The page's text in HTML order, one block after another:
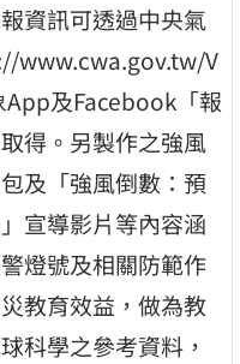
資訊可透過中央氣
www.cwa.gov.tw/V
及Facebook「報
得。另製作之強風
及「強風倒數：預
宣導影片等內容涵
燈號及相關防範作
教育效益，做為教
科學之參考資料，